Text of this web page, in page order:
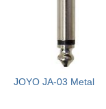
JOYO JA-03 Metal